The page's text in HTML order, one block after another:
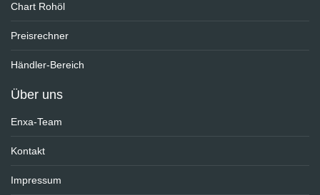
Chart Rohöl
Preisrechner
Händler-Bereich
Über uns
Enxa-Team
Kontakt
Impressum